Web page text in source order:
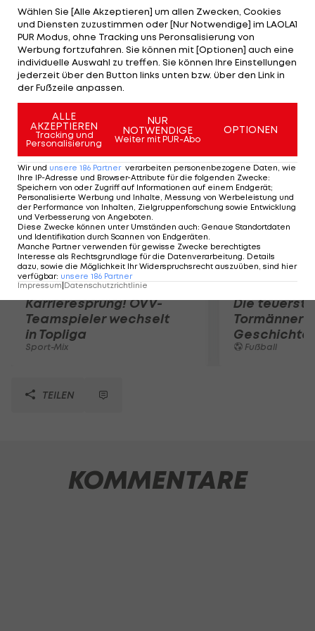
zu seinem alten Trainer. Unter Brendan Rodgers
spielte er bereits bei Swansea. "Ich wusste, dass
ich früher oder später nach England
zurückkommen würde", berichtet Borini, der auch
schon bei Chelsea unter Vertrag stand, auf der
Vereinshomepage der Liverpooler.
Mehr zum Thema
Karrieresprung! ÖVV-
Teamspieler wechselt
in Topliga
Sport-Mix
Die
Tormänner
Geschichte
Fußball
TEILEN
KOMMENTARE
Wählen Sie [Alle Akzeptieren] um allen Zwecken, Cookies
und Diensten zuzustimmen oder [Nur Notwendige] im LAOLA1
PUR Modus, ohne Tracking uns Peronsalisierung von
Werbung fortzufahren. Sie können mit [Optionen] auch eine
individuelle Auswahl zu treffen. Sie können Ihre Einstellungen
jederzeit über den Button links unten bzw. über den Link in
der Fußzeile anpassen.
ALLE
AKZEPTIEREN
Tracking und
Personalisierung
NUR
NOTWENDIGE
Weiter mit PUR-Abo
OPTIONEN
Wir und unsere 186 Partner verarbeiten personenbezogene Daten, wie
Ihre IP-Adresse und Browser-Attribute für die folgenden Zwecke:
Speichern von oder Zugriff auf Informationen auf einem Endgerät;
Personalisierte Werbung und Inhalte, Messung von Werbeleistung und
der Performance von Inhalten, Zielgruppenforschung sowie Entwicklung
und Verbesserung von Angeboten.
Diese Zwecke können unter Umständen auch: Genaue Standortdaten
und Identifikation durch Scannen von Endgeräten.
Manche Partner verwenden für gewisse Zwecke berechtigtes
Interesse als Rechtsgrundlage für die Datenverarbeitung. Details
dazu, sowie die Möglichkeit Ihr Widerspruchsrecht auszuüben, sind hier
verfügbar: unsere 186 Partner
Impressum Datenschutzrichtlinie